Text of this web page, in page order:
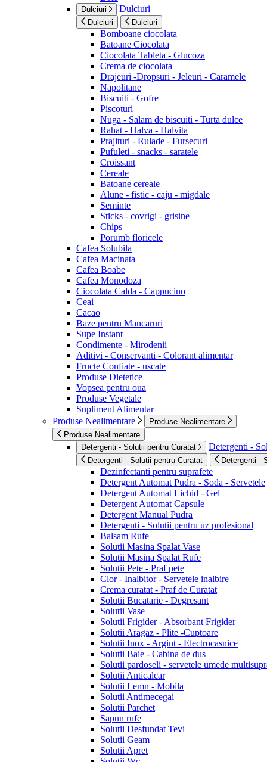
Dulciuri Dulciuri
Dulciuri Dulciuri
Bomboane ciocolata
Batoane Ciocolata
Ciocolata Tableta - Glucoza
Crema de ciocolata
Drajeuri -Dropsuri - Jeleuri - Caramele
Napolitane
Biscuiti - Gofre
Piscoturi
Nuga - Salam de biscuiti - Turta dulce
Rahat - Halva - Halvita
Prajituri - Rulade - Fursecuri
Pufuleti - snacks - saratele
Croissant
Cereale
Batoane cereale
Alune - fistic - caju - migdale
Seminte
Sticks - covrigi - grisine
Chips
Porumb floricele
Cafea Solubila
Cafea Macinata
Cafea Boabe
Cafea Monodoza
Ciocolata Calda - Cappucino
Ceai
Cacao
Baze pentru Mancaruri
Supe Instant
Condimente - Mirodenii
Aditivi - Conservanti - Colorant alimentar
Fructe Confiate - uscate
Produse Dietetice
Vopsea pentru oua
Produse Vegetale
Supliment Alimentar
Produse Nealimentare
Produse Nealimentare
Produse Nealimentare
Detergenti - Solutii pentru Curatat
Detergenti -
Detergenti - Solutii pentru Curatat Detergenti -
Dezinfectanti pentru suprafete
Detergent Automat Pudra - Soda - Servetele
Detergent Automat Lichid - Gel
Detergent Automat Capsule
Detergent Manual Pudra
Detergenti - Solutii pentru uz profesional
Balsam Rufe
Solutii Masina Spalat Vase
Solutii Masina Spalat Rufe
Solutii Pete - Praf pete
Clor - Inalbitor - Servetele inalbire
Crema curatat - Praf de Curatat
Solutii Bucatarie - Degresant
Solutii Vase
Solutii Frigider - Absorbant Frigider
Solutii Aragaz - Plite -Cuptoare
Solutii Inox - Argint - Electrocasnice
Solutii Baie - Cabina de dus
Solutii pardoseli - servetele umede
Solutii Anticalcar
Solutii Lemn - Mobila
Solutii Antimecegai
Solutii Parchet
Sapun rufe
Solutii Desfundat Tevi
Solutii Geam
Solutii Apret